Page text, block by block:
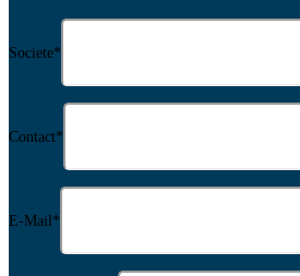
Societe*
Contact*
E-Mail *